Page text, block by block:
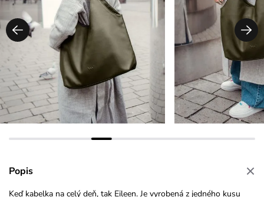
Popis
Keď kabelka na celý deň, tak Eileen. Je vyrobená z jedného kusu